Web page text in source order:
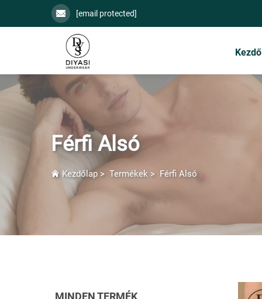
[email protected]
Férfi Alsó
Kezdőlap > Termékek > Férfi Alsó
MINDEN TERMÉK